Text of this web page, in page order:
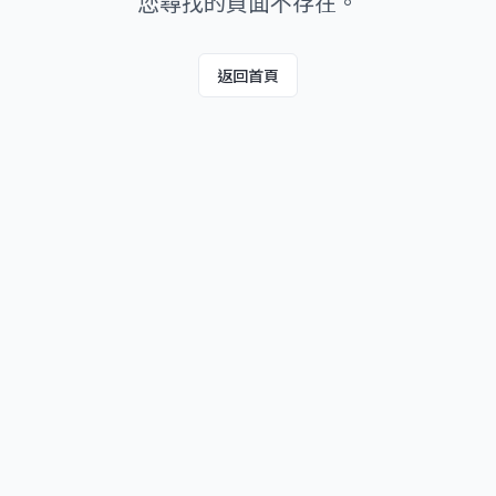
返回首頁